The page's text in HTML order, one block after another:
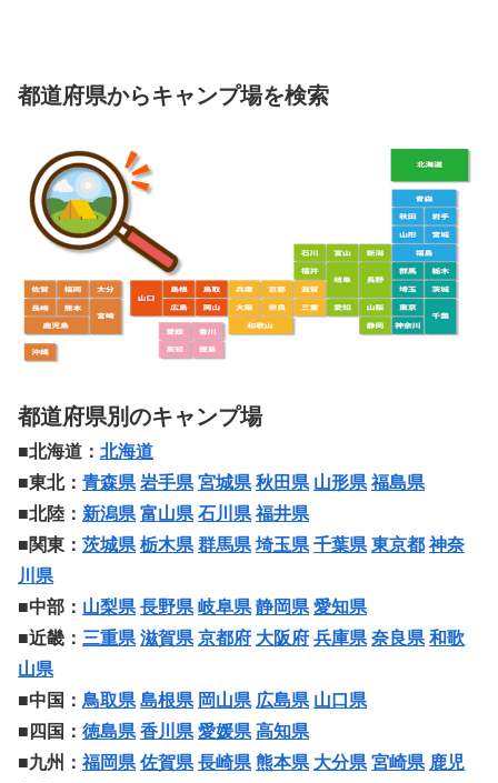
都道府県からキャンプ場を検索
都道府県別のキャンプ場
■北海道： 北海道
■東北： 青森県 岩手県 宮城県 秋田県 山形県 福島県
■北陸： 新潟県 富山県 石川県 福井県
■関東： 茨城県 栃木県 群馬県 埼玉県 千葉県 東京都 神奈
川県
■中部： 山梨県 長野県 岐阜県 静岡県 愛知県
■近畿： 三重県 滋賀県 京都府 大阪府 兵庫県 奈良県 和歌
山県
■中国： 鳥取県 島根県 岡山県 広島県 山口県
■四国： 徳島県 香川県 愛媛県 高知県
■九州： 福岡県 佐賀県 長崎県 熊本県 大分県 宮崎県 鹿児